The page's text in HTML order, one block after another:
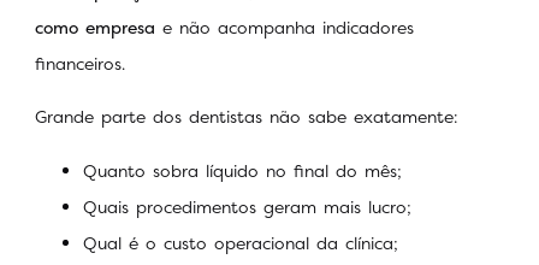
como empresa e não acompanha indicadores
financeiros.
Grande parte dos dentistas não sabe exatamente:
Quanto sobra líquido no final do mês;
Quais procedimentos geram mais lucro;
Qual é o custo operacional da clínica;